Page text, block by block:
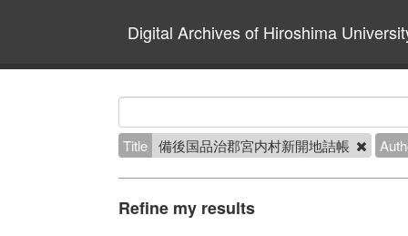
Digital Archives of Hiroshima
Title 備後国品治郡宮内村新開地詰帳
Refine my results